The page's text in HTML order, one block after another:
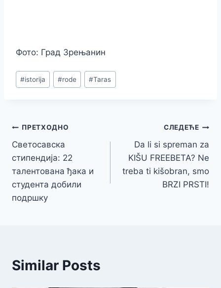
Фото: Град Зрењанин
Post
Tags:
#istorija #rode #Taras
Кретање
чланка
ПРЕТХОДНО
Светосавска
стипендија: 22
талентована ђака и
студента добили
подршку
СЛЕДЕЋЕ
Da li si spreman za
KIŠU FREEBETA? Ne
treba ti kišobran, smo
BRZI PRSTI!
Similar Posts